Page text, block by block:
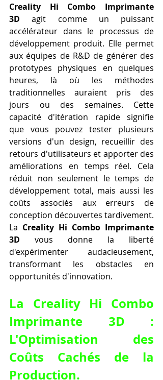
Creality Hi Combo Imprimante
3D agit comme un puissant
accélérateur dans le processus de
développement produit. Elle permet
aux équipes de R&D de générer des
prototypes physiques en quelques
heures, là où les méthodes
traditionnelles auraient pris des
jours ou des semaines. Cette
capacité d'itération rapide signifie
que vous pouvez tester plusieurs
versions d'un design, recueillir des
retours d'utilisateurs et apporter des
améliorations en temps réel. Cela
réduit non seulement le temps de
développement total, mais aussi les
coûts associés aux erreurs de
conception découvertes tardivement.
La Creality Hi Combo Imprimante
3D vous donne la liberté
d'expérimenter audacieusement,
transformant les obstacles en
opportunités d'innovation.
La Creality Hi Combo
Imprimante 3D :
L'Optimisation des
Coûts Cachés de la
Production.